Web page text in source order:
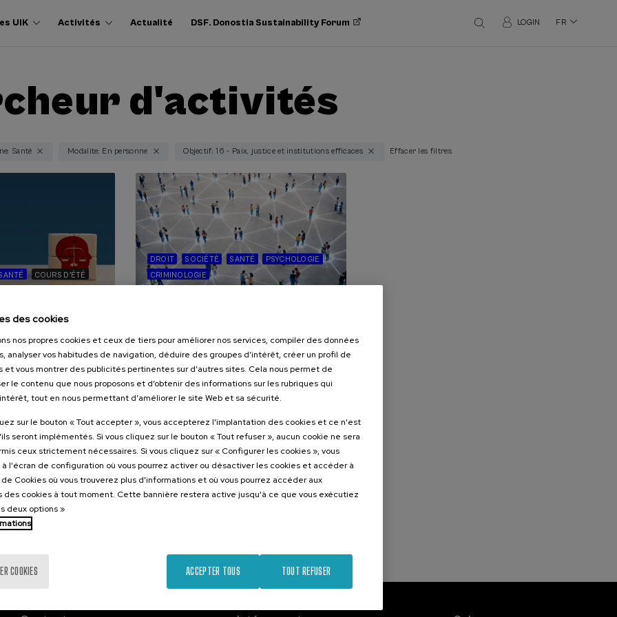
UIK Activités Actualité DSF. Donostia Sustainability Forum LOGIN FR
d'activités
Santé Modalite: En personne Objectif: 16 - Paix, justice et institutions efficaces Effacer les filtres
COURS D'ÉTÉ
y
personas
... DE 25 €
Dernières
places
Gratuit
Date
passée
Liste
d'attente
Période
d'inscription
terminée
DROIT SOCIÉTÉ SANTÉ
PSYCHOLOGIE
CRIMINOLOGIE
XIIIᵉ Conférence du
Forum mondial de la
médiation
Espagnol
...
À PARTIR DE 60 €
Dernières
places
Gratuit
Date
passée
Liste
d'attente
Période
d'inscription
terminée
des cookies
nos propres cookies et ceux de tiers pour améliorer nos services, compiler des données
analyser vos habitudes de navigation, déduire des groupes d’intérêt, créer un profil de
et vous montrer des publicités pertinentes sur d’autres sites. Cela nous permet de
le contenu que nous proposons et d’obtenir des informations sur les rubriques qui
tout en nous permettant d’améliorer le site Web et sa sécurité.
sur le bouton « Tout accepter », vous accepterez l'implantation des cookies et ce n'est
seront implémentés. Si vous cliquez sur le bouton « Tout refuser », aucun cookie ne sera
ceux strictement nécessaires. Si vous cliquez sur « Configurer les cookies », vous
l'écran de configuration où vous pourrez activer ou désactiver les cookies et accéder à
Cookies où vous trouverez plus d'informations et où vous pourrez accéder aux
des cookies à tout moment. Cette bannière restera active jusqu'à ce que vous exécutiez
deux options »
COOKIES TOUT REFUSER
ACCEPTER TOUS